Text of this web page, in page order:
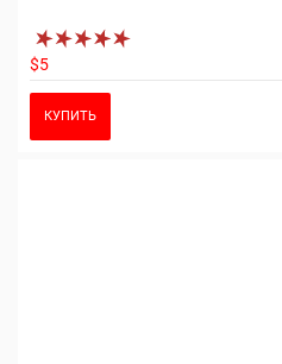
$5
КУПИТЬ